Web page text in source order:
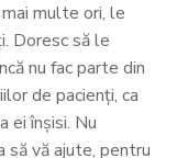
multe ori, le
Doresc să le
nu fac parte din
de pacienți, ca
ei înșisi. Nu
vă ajute, pentru